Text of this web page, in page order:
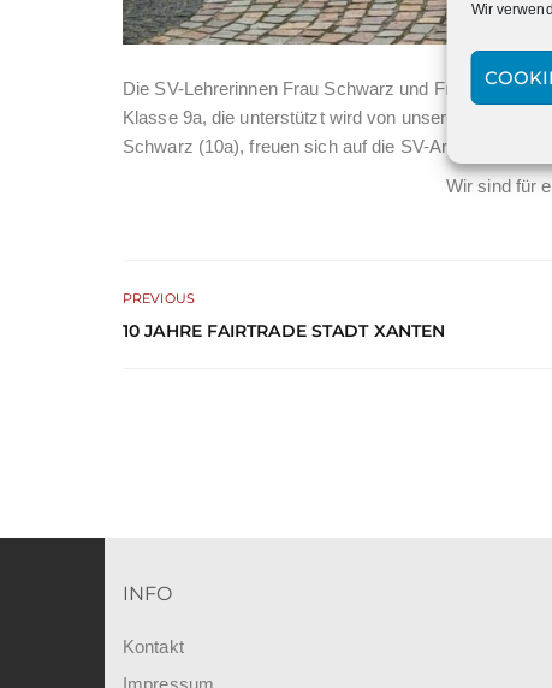
Wir
Die SV-Lehrerinnen Frau Schwarz und Frau
Klasse 9a, die unterstützt wird von unseren
Schwarz (10a), freuen sich auf die SV-Arbeit und auf
Wir sind für
PREVIOUS
10 JAHRE FAIRTRADE STADT XANTEN
INFO
Kontakt
Impressum